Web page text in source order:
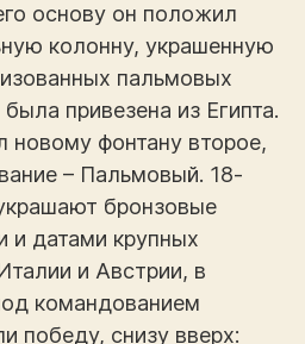
основу он положил
колонну, украшенную
пальмовых
привезена из Египта.
новому фонтану второе,
– Пальмовый. 18-
бронзовые
и датами крупных
и Австрии, в
командованием
победу, снизу вверх: